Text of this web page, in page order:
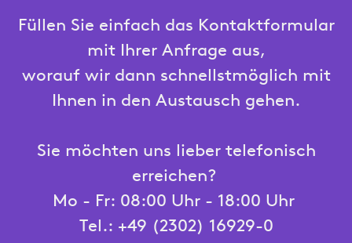
Füllen Sie einfach das Kontaktformular
mit Ihrer Anfrage aus,
worauf wir dann schnellstmöglich mit
Ihnen in den Austausch gehen.
Sie möchten uns lieber telefonisch
erreichen?
Mo - Fr: 08:00 Uhr - 18:00 Uhr
Tel.: +49 (2302) 16929-0